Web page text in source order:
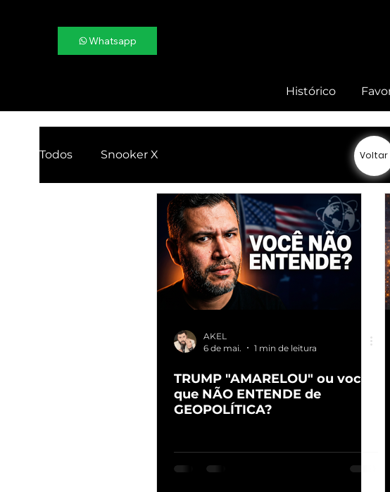
Whatsapp
Histórico
Todos Snooker X
AKEL
6 de mai.
1 min de leitura
TRUMP "AMARELOU" ou você
que NÃO ENTENDE de
GEOPOLÍTICA?
Voltar